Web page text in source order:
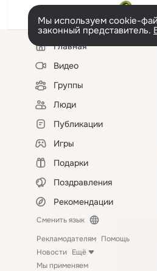
Мы используем cookie-
законный представитель.
Левая
колонкаГлавная
Видео
Группы
Люди
Публикации
Игры
Подарки
Поздравления
Рекомендации
Сменить язык
Рекламодателям Помощь
Новости Ещё
Мы применяем